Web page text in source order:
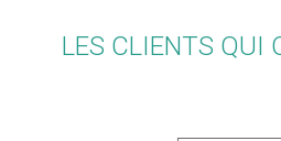
LES CLIENTS QUI